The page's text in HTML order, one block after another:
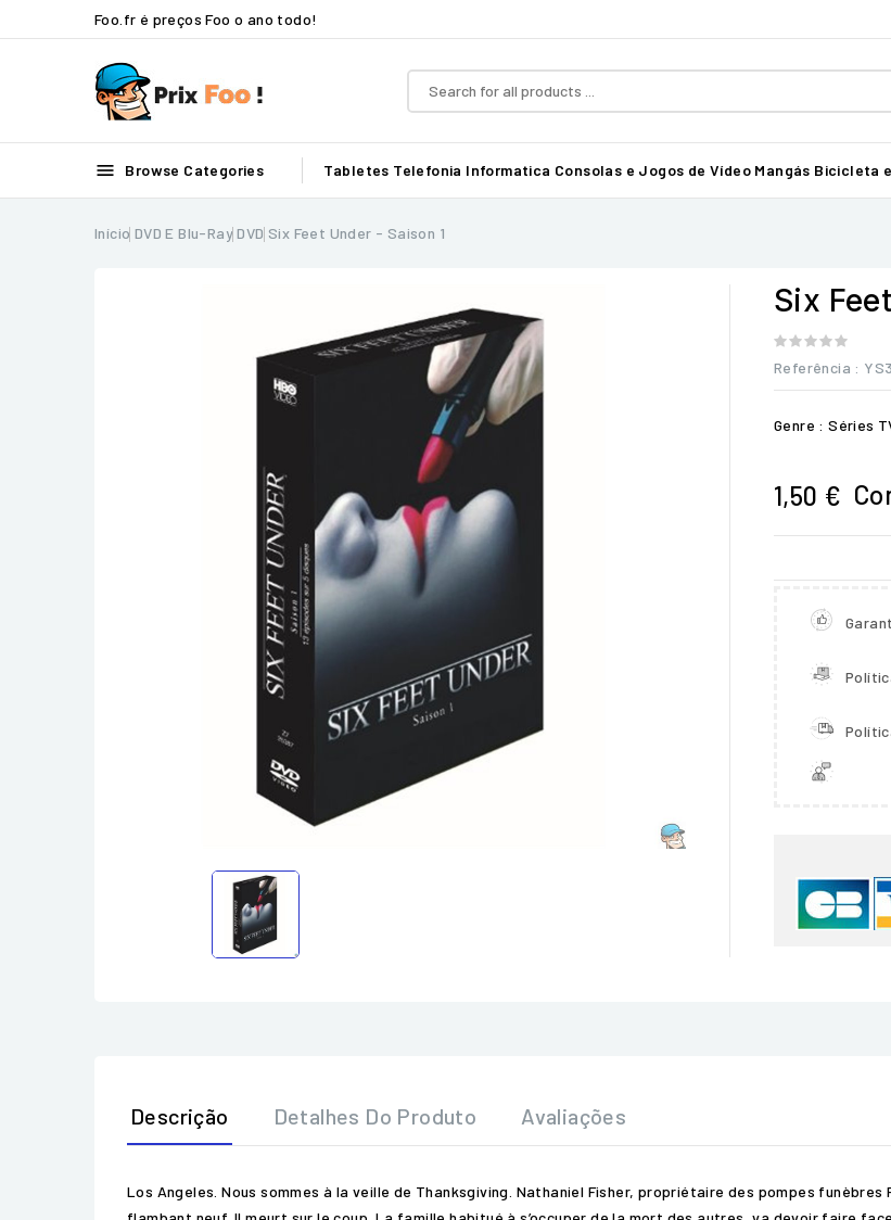
Foo.fr é preços Foo o ano todo!
 Browse Categories Tabletes Telefonia Informatica Consolas e Jogos de Vídeo Mangás Bicicleta
Início DVD E Blu-Ray DVD Six Feet Under - Saison 1

Six
Referência :
Genre : Séries
1,50 €
Descrição Detalhes Do Produto Avaliações
Los Angeles. Nous sommes à la veille de Thanksgiving. Nathaniel Fisher, propriétaire des pompes